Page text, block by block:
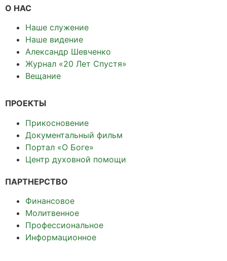
О НАС
Наше служение
Наше видение
Александр Шевченко
Журнал «20 Лет Спустя»
Вещание
ПРОЕКТЫ
Прикосновение
Документальный фильм
Портал «О Боге»
Центр духовной помощи
ПАРТНЕРСТВО
Финансовое
Молитвенное
Профессиональное
Информационное